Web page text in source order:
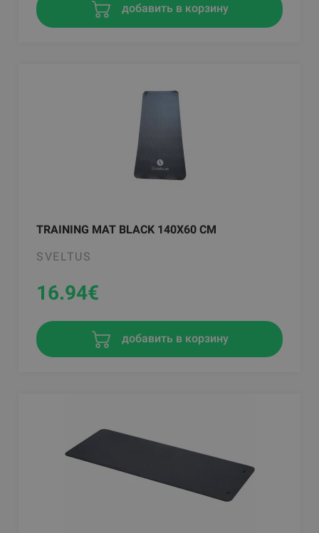
добавить в корзину
TRAINING MAT BLACK 140X60 CM
SVELTUS
16.94€
добавить в корзину